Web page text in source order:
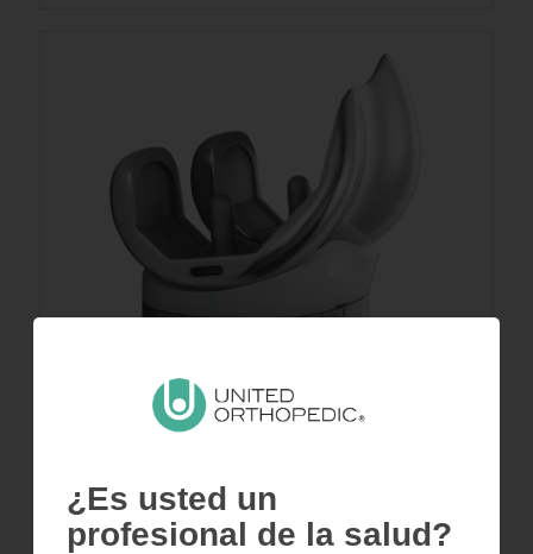
¿Es usted un
profesional de la salud?
U2 CMA